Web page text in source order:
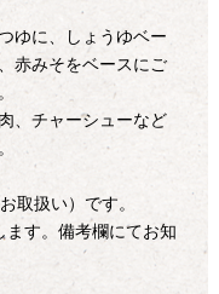
ゆに、しょうゆベー
赤みそをベースにご
、チャーシューなど
取扱い）です。
す。備考欄にてお知